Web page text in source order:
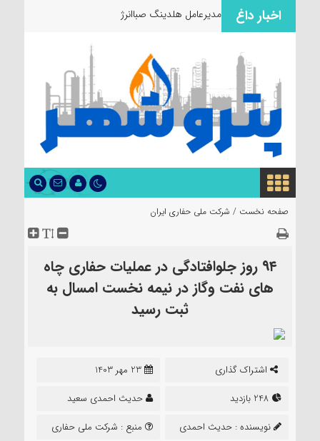
اخبار داغ مدیرعامل هلدینگ صباانرژی از مواک
صفحه نخست / شرکت ملی حفاری ایران
۹۴ روز جلوافتادگی در عملیات حفاری چاه
های نفت وگاز در نیمه نخست امسال به
ثبت رسید
اشتراک گذاری
23 مهر 1403
حدیث احمدی سعید
نویسنده : حدیث احمدی
منبع : شرکت ملی حفاری